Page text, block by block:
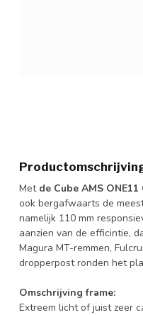
Met de Cube AMS ONE11
ook bergafwaarts de
namelijk 110 mm
aanzien van de efficintie,
Magura MT-remmen,
dropperpost ronden het
Omschrijving frame:
Extreem licht of juist zeer